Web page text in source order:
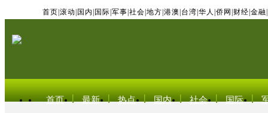
首页 滚动 国内 国际 军事 社会 地方 港澳 台湾 华人 侨网 财经 金融
首页 最新 热点 国内 社会 国际